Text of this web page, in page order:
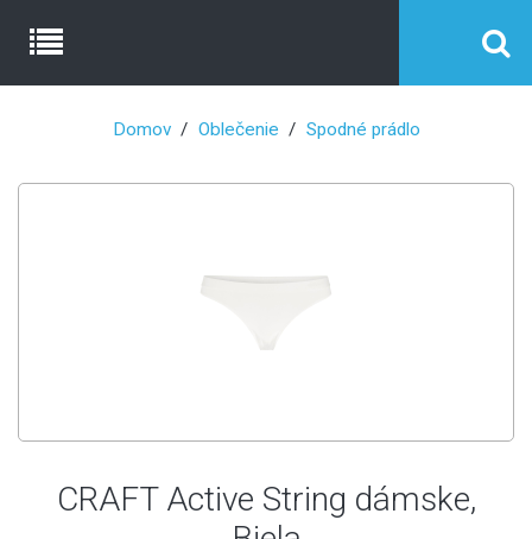
Domov Oblečenie Spodné prádlo
CRAFT Active String dámske,